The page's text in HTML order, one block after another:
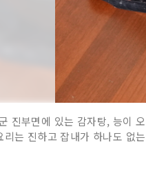
진부면에 있는 감자탕, 능이
는 진하고 잡내가 하나도 없